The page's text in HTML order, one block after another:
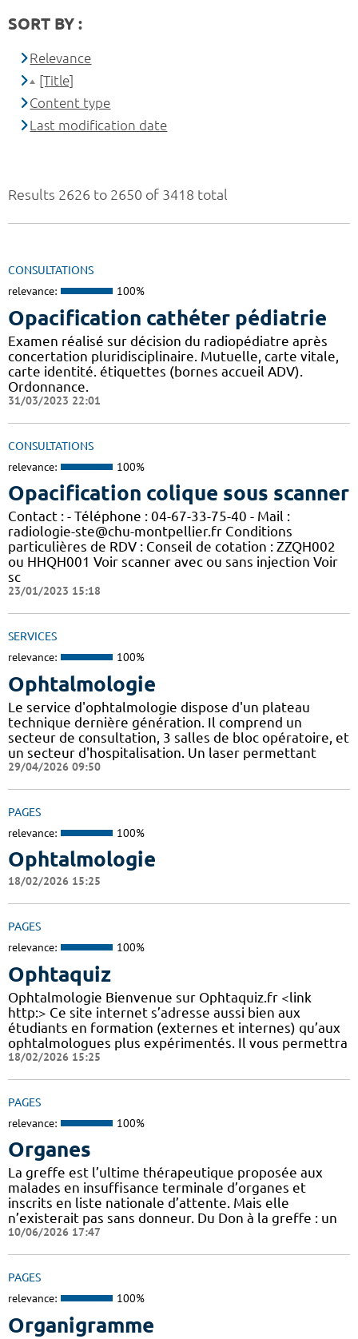
Results 2626 to 2650 of 3418 total
CONSULTATIONS
relevance: 100%
Opacification cathéter pédiatrie
Examen réalisé sur décision du radiopédiatre après
concertation pluridisciplinaire. Mutuelle, carte vitale,
carte identité. étiquettes (bornes accueil ADV).
Ordonnance.
31/03/2023 22:01
CONSULTATIONS
relevance: 100%
Opacification colique sous scanner
Contact : - Téléphone : 04-67-33-75-40 - Mail :
radiologie-ste@chu-montpellier.fr Conditions
particulières de RDV : Conseil de cotation : ZZQH002
ou HHQH001 Voir scanner avec ou sans injection Voir
sc
23/01/2023 15:18
SERVICES
relevance: 100%
Ophtalmologie
Le service d'ophtalmologie dispose d'un plateau
technique dernière génération. Il comprend un
secteur de consultation, 3 salles de bloc opératoire, et
un secteur d'hospitalisation. Un laser permettant
29/04/2026 09:50
PAGES
relevance: 100%
Ophtalmologie
18/02/2026 15:25
PAGES
relevance: 100%
Ophtaquiz
Ophtalmologie Bienvenue sur Ophtaquiz.fr <link
http:> Ce site internet s’adresse aussi bien aux
étudiants en formation (externes et internes) qu’aux
ophtalmologues plus expérimentés. Il vous permettra
18/02/2026 15:25
PAGES
relevance: 100%
Organes
La greffe est l’ultime thérapeutique proposée aux
malades en insuffisance terminale d’organes et
inscrits en liste nationale d’attente. Mais elle
n’existerait pas sans donneur. Du Don à la greffe : un
10/06/2026 17:47
PAGES
relevance: 100%
Organigramme
SORT BY :
Relevance
[Title]
Content type
Last modification date